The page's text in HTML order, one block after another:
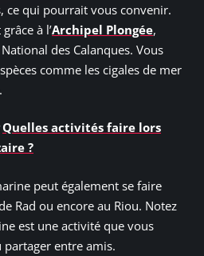
ce qui pourrait vous convenir.
à l’Archipel Plongée,
des Calanques. Vous
comme les cigales de mer
Quelles activités faire lors
?
peut également se faire
Rad ou encore au Riou. Notez
est une activité que vous
entre amis.